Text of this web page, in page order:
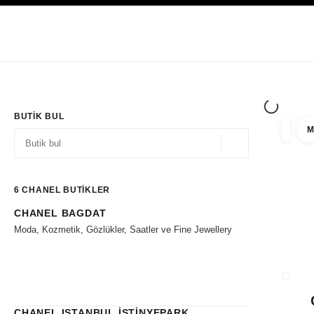
BUTIK BUL
6 CHANEL BUTİKLER
Filtrelere git
CHANEL BAGDAT
Moda, Kozmetik, Gözlükler, Saatler ve Fine Jewellery
filtre